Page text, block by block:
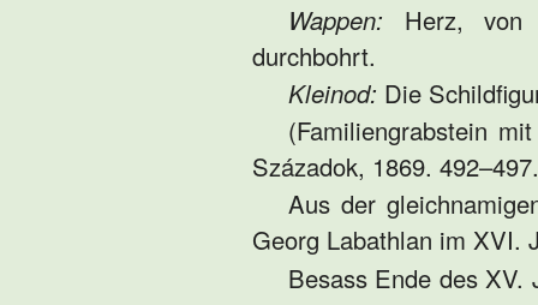
Wappen: Herz, von
durchbohrt.
Kleinod: Die
(Familiengrabstein
Századok, 1869.
Aus der
Georg Labathlan im XVI.
Besass Ende des XV.